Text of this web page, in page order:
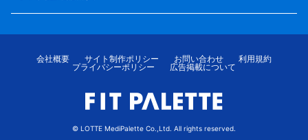
会社概要 サイト制作ポリシー お問い合わせ
利用規約
プライバシーポリシー
広告掲載について
© LOTTE MediPalette Co.,Ltd. All rights reserved.